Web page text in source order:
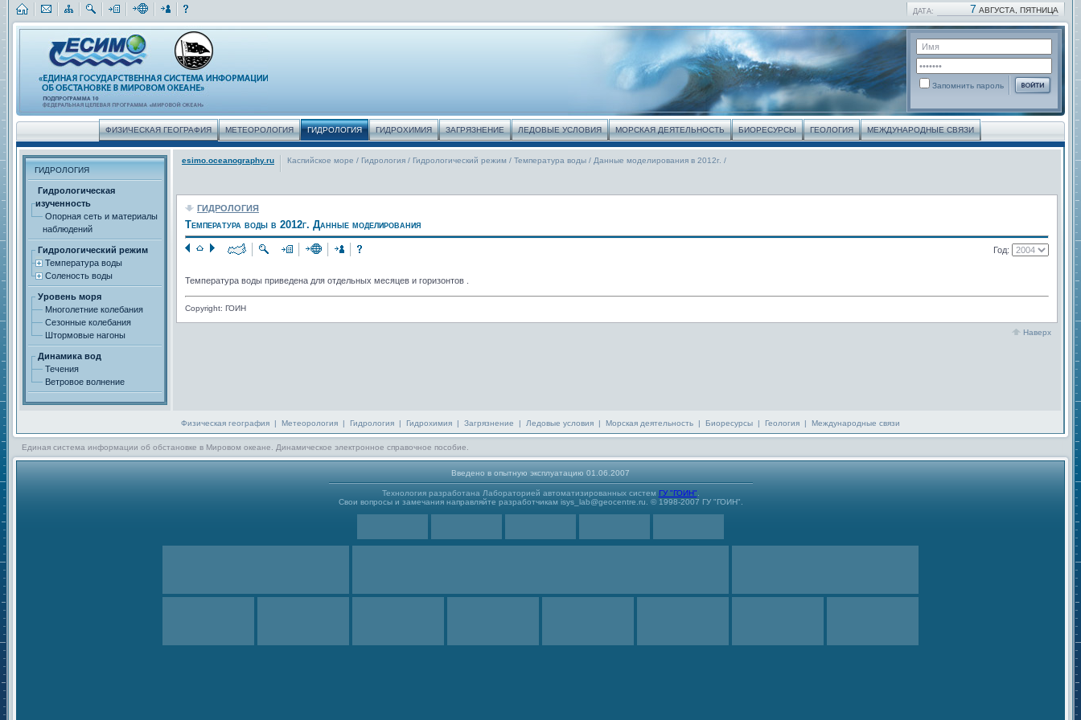
ДАТА: 7 АВГУСТА, ПЯТНИЦА
Запомнить пароль
ФИЗИЧЕСКАЯ ГЕОГРАФИЯ МЕТЕОРОЛОГИЯ ГИДРОЛОГИЯ ГИДРОХИМИЯ ЗАГРЯЗНЕНИЕ ЛЕДОВЫЕ УСЛОВИЯ МОРСКАЯ ДЕЯТЕЛЬНОСТЬ БИОРЕСУРСЫ ГЕОЛОГИЯ МЕЖДУНАРОДНЫЕ СВЯЗИ
ГИДРОЛОГИЯ
Гидрологическая
изученность
Опорная сеть и материалы
наблюдений
Гидрологический режим
Температура воды
Соленость воды
Уровень моря
Многолетние колебания
Сезонные колебания
Штормовые нагоны
Динамика вод
Течения
Ветровое волнение
esimo.oceanography.ru Каспийское море / Гидрология / Гидрологический режим / Температура воды / Данные моделирования в 2012г. /
ГИДРОЛОГИЯ
Температура воды в 2012г. Данные моделирования
Год:
Температура воды приведена для отдельных месяцев и горизонтов .
Copyright: ГОИН
Наверх
Физическая география| Метеорология| Гидрология| Гидрохимия| Загрязнение | Ледовые условия| Морская деятельность| Биоресурсы| Геология| Международные связи
Единая система информации об обстановке в Мировом океане. Динамическое электронное справочное пособие.
Введено в опытную эксплуатацию 01.06.2007
Технология разработана Лабораторией автоматизированных систем ГУ "ГОИН"
Свои вопросы и замечания направляйте разработчикам isys_lab@geocentre.ru. © 1998-2007 ГУ "ГОИН".